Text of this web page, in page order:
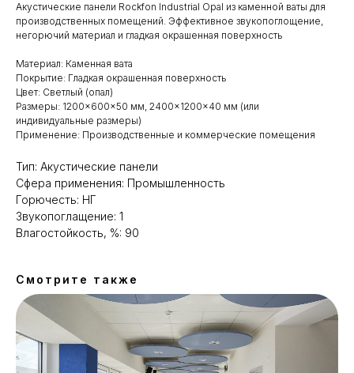
Акустические панели Rockfon Industrial Opal из каменной ваты для
производственных помещений. Эффективное звукопоглощение,
негорючий материал и гладкая окрашенная поверхность
Материал: Каменная вата
Покрытие: Гладкая окрашенная поверхность
Цвет: Светлый (опал)
Размеры: 1200×600×50 мм, 2400×1200×40 мм (или
индивидуальные размеры)
Применение: Производственные и коммерческие помещения
Тип: Акустические панели
Сфера применения: Промышленность
Горючесть: НГ
Звукопоглащение: 1
Влагостойкость, %: 90
Смотрите также